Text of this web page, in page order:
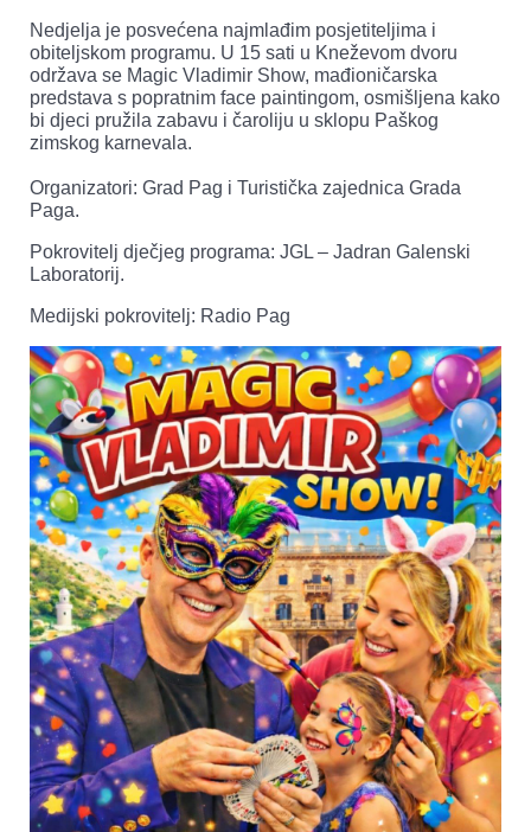
Nedjelja je posvećena najmlađim posjetiteljima i
obiteljskom programu. U 15 sati u Kneževom dvoru
održava se Magic Vladimir Show, mađioničarska
predstava s popratnim face paintingom, osmišljena kako
bi djeci pružila zabavu i čaroliju u sklopu Paškog
zimskog karnevala.
Organizatori: Grad Pag i Turistička zajednica Grada
Paga.
Pokrovitelj dječjeg programa: JGL – Jadran Galenski
Laboratorij.
Medijski pokrovitelj: Radio Pag